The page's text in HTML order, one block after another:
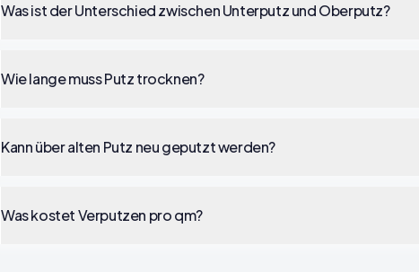
Was ist der Unterschied zwischen Unterputz und Oberputz?
Wie lange muss Putz trocknen?
Kann über alten Putz neu geputzt werden?
Was kostet Verputzen pro qm?